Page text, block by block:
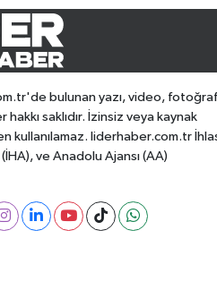
bulunan yazı, video,
hakkı saklıdır. İzinsiz veya kaynak
kullanılamaz. liderhaber.com.tr
ve Anadolu Ajansı (AA)